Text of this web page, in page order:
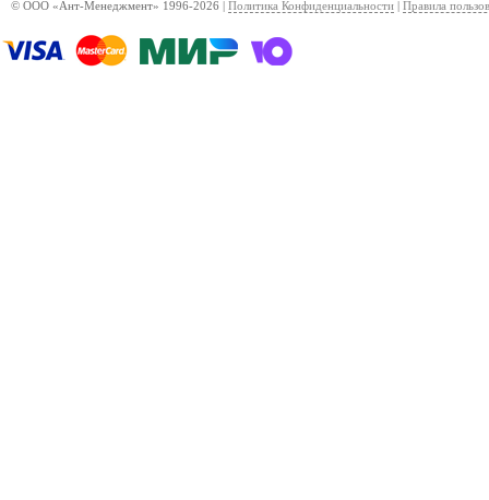
© ООО «Ант-Менеджмент» 1996-2026 | Политика Конфиденциальности Правила